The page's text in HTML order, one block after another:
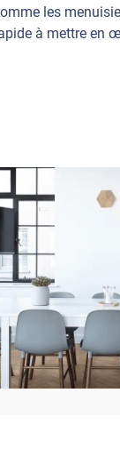
les
à mettre en